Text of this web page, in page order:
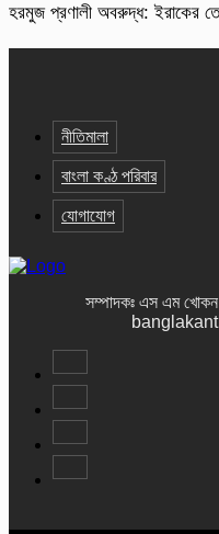
হরমুজ প্রণালী অবরুদ্ধ: ইরাকের
নীতিমালা
বাংলা কণ্ঠ পরিবার
যোগাযোগ
সম্পাদকঃ এস এম খোকন,